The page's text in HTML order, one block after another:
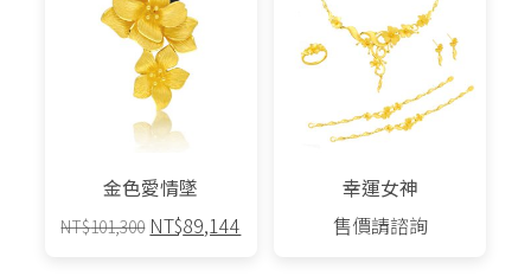
金色愛情墜
NT$101,300 原
NT$89,144
幸運女神
售價請諮詢